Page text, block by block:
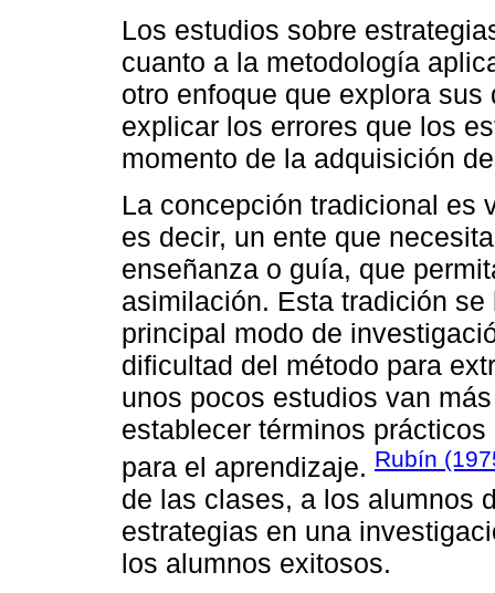
Los estudios sobre
cuanto a la metodología
otro enfoque que explora
explicar los errores que los
momento de la adquisición
La concepción tradicional es
es decir, un ente que
enseñanza o guía, que
asimilación. Esta tradición
principal modo de
dificultad del método para
unos pocos estudios van
establecer términos
para el aprendizaje. Rubín
de las clases, a los alumnos
estrategias en una
los alumnos exitosos.